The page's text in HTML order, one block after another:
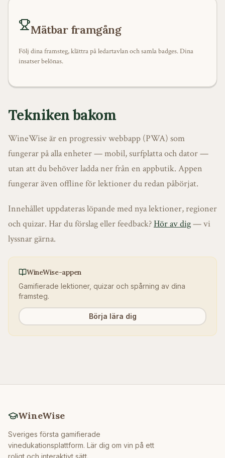
Mätbar framgång
Följ dina framsteg, klättra på ledartavlan och samla badges. Dina
insatser belönas.
Tekniken bakom
WineWise är en progressiv webbapp (PWA) som
fungerar på alla enheter — mobil, surfplatta och dator —
utan att du behöver ladda ner från en appbutik. Appen
fungerar även offline för lektioner du redan påbörjat.
Innehållet uppdateras löpande med nya lektioner, regioner
och quizar. Har du förslag eller feedback?Hör av dig— vi
lyssnar gärna.
WineWise-appen
Gamifierade lektioner, quizar och spårning av dina
framsteg.
Börja lära dig
WineWise
Sveriges första gamifierade
vinedukationsplattform. Lär dig om vin på ett
roligt och interaktivt sätt.